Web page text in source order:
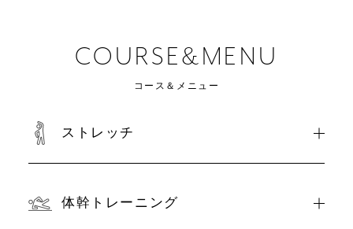
COURSE&MENU
コース＆メニュー
ストレッチ
体幹トレーニング